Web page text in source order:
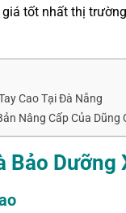
tốt nhất thị
Cao Tại Đà Nẵng
Nâng Cấp Của Dũng
Dưỡng